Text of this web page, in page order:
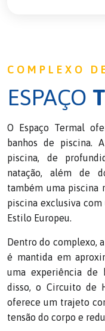
COMPLEXO
ESPAÇO
O Espaço Termal
banhos de piscina.
piscina, de
natação, além de
também uma piscina
piscina exclusiva
Estilo Europeu.
Dentro do complexo,
é mantida em
uma experiência de
disso, o Circuito de
oferece um trajeto
tensão do corpo e